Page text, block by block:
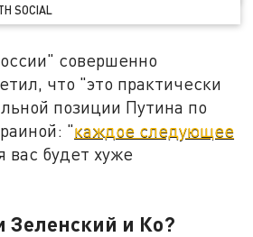
SOCIAL
совершенно
что "это практически
позиции Путина по
"каждое следующее
вас будет хуже
Зеленский и Ко?